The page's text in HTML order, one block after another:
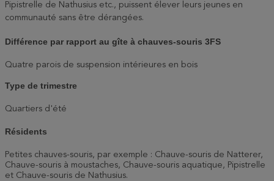
Pipistrelle de Nathusius etc., puissent élever leurs jeunes en
communauté sans être dérangées.
Différence par rapport au gîte à chauves-souris 3FS
Quatre parois de suspension intérieures en bois
Type de trimestre
Quartiers d'été
Résidents
Petites chauves-souris, par exemple : Chauve-souris de Natterer,
Chauve-souris à moustaches, Chauve-souris aquatique, Pipistrelle
et Chauve-souris de Nathusius.